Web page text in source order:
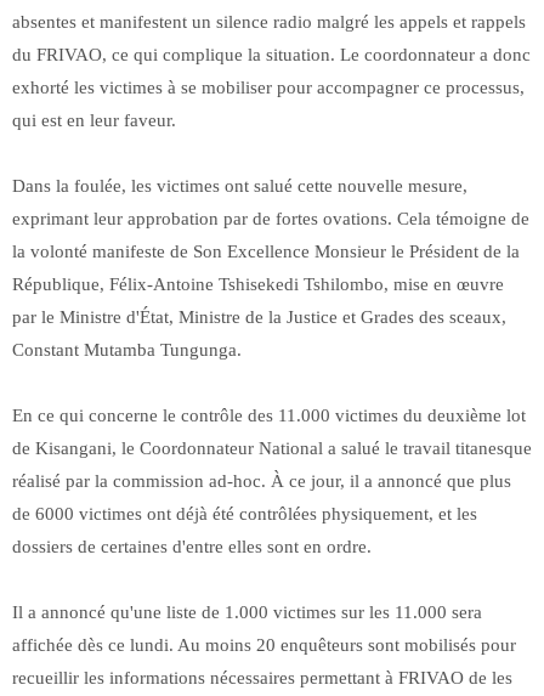
absentes et manifestent un silence radio malgré les appels et rappels
du FRIVAO, ce qui complique la situation. Le coordonnateur a donc
exhorté les victimes à se mobiliser pour accompagner ce processus,
qui est en leur faveur.
Dans la foulée, les victimes ont salué cette nouvelle mesure,
exprimant leur approbation par de fortes ovations. Cela témoigne de
la volonté manifeste de Son Excellence Monsieur le Président de la
République, Félix-Antoine Tshisekedi Tshilombo, mise en œuvre
par le Ministre d'État, Ministre de la Justice et Grades des sceaux,
Constant Mutamba Tungunga.
En ce qui concerne le contrôle des 11.000 victimes du deuxième lot
de Kisangani, le Coordonnateur National a salué le travail titanesque
réalisé par la commission ad-hoc. À ce jour, il a annoncé que plus
de 6000 victimes ont déjà été contrôlées physiquement, et les
dossiers de certaines d'entre elles sont en ordre.
Il a annoncé qu'une liste de 1.000 victimes sur les 11.000 sera
affichée dès ce lundi. Au moins 20 enquêteurs sont mobilisés pour
recueillir les informations nécessaires permettant à FRIVAO de les